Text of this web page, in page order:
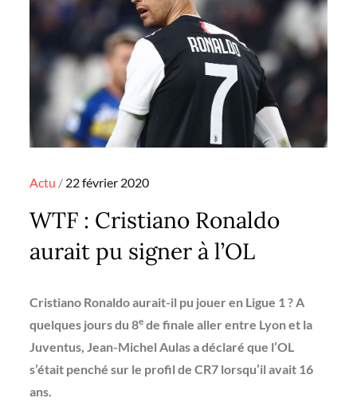
Actu Posted
22 février 2020
WTF : Cristiano Ronaldo
aurait pu signer à l’OL
Cristiano Ronaldo aurait-il pu jouer en Ligue 1 ? A
quelques jours du 8e de finale aller entre Lyon et la
Juventus, Jean-Michel Aulas a déclaré que l’OL
s’était penché sur le profil de CR7 lorsqu’il avait 16
ans.